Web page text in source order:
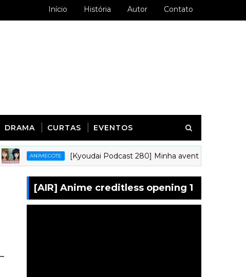
Início História Autor Contato
DRAMA CURTAS EVENTOS
ANIMECOTE [Kyoudai Podcast 280] Minha aventura animística na
[AIR] Anime creditless opening 1